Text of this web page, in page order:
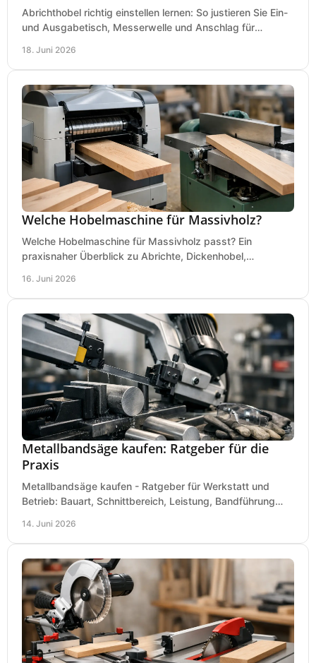
Abrichthobel richtig einstellen lernen: So justieren Sie Ein-
und Ausgabetisch, Messerwelle und Anschlag für
18. Juni 2026
Welche Hobelmaschine für Massivholz?
Welche Hobelmaschine für Massivholz passt? Ein
praxisnaher Überblick zu Abrichte, Dickenhobel,
16. Juni 2026
Metallbandsäge kaufen: Ratgeber für die
Praxis
Metallbandsäge kaufen - Ratgeber für Werkstatt und
Betrieb: Bauart, Schnittbereich, Leistung, Bandführung
14. Juni 2026